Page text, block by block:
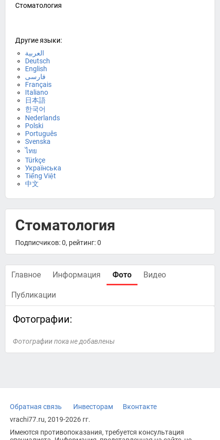
Стоматология
Другие языки:
العربية
Deutsch
English
فارسی
Français
Italiano
日本語
한국어
Nederlands
Polski
Português
Svenska
ไทย
Türkçe
Українська
Tiếng Việt
中文
Стоматология
Подписчиков: 0, рейтинг: 0
Главное Информация Фото Видео
Публикации
Фотографии:
Фотографии пока не добавлены
Обратная связь Инвесторам
Вконтакте
vrachi77.ru, 2019-2026 гг.
Имеются противопоказания, требуется консультация